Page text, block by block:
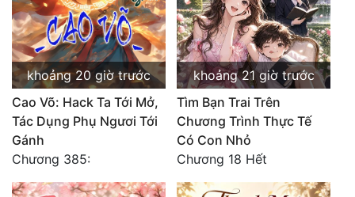
Tiên Hiệp
Tiểu Thuyết
Trinh Thám
Triều Đấu
Trùng Sinh
Trọng Sinh
khoảng 20 giờ trước
Cao Võ: Hack Ta Tới Mở,
Tác Dụng Phụ Ngươi Tới
Gánh
Chương 385:
khoảng 21 giờ trước
Tìm Bạn Trai Trên
Chương Trình Thực Tế
Có Con Nhỏ
Chương 18 Hết